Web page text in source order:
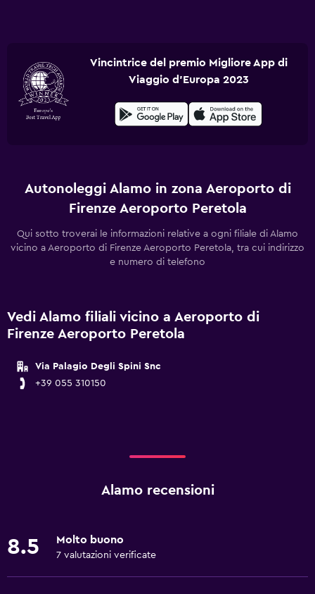
Vincintrice del premio Migliore App di
Viaggio d'Europa 2023
Autonoleggi Alamo in zona Aeroporto di
Firenze Aeroporto Peretola
Qui sotto troverai le informazioni relative a ogni filiale di Alamo
vicino a Aeroporto di Firenze Aeroporto Peretola, tra cui indirizzo
e numero di telefono
Vedi Alamo filiali vicino a Aeroporto di
Firenze Aeroporto Peretola
Via Palagio Degli Spini Snc
+39 055 310150
Alamo recensioni
8.5 Molto buono
7 valutazioni verificate